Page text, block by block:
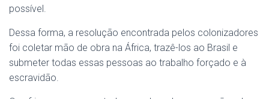
possível.
Dessa forma, a resolução encontrada pelos colonizadores
foi coletar mão de obra na África, trazê-los ao Brasil e
submeter todas essas pessoas ao trabalho forçado e à
escravidão.